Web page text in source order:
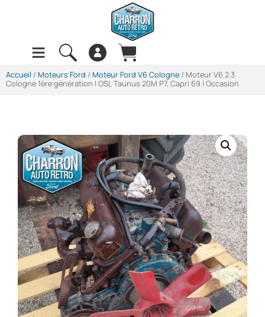
Accueil / Moteurs Ford / Moteur Ford V6 Cologne / Moteur V6 2.3
Cologne 1ère génération | OSI, Taunus 20M P7, Capri 69 | Occasion